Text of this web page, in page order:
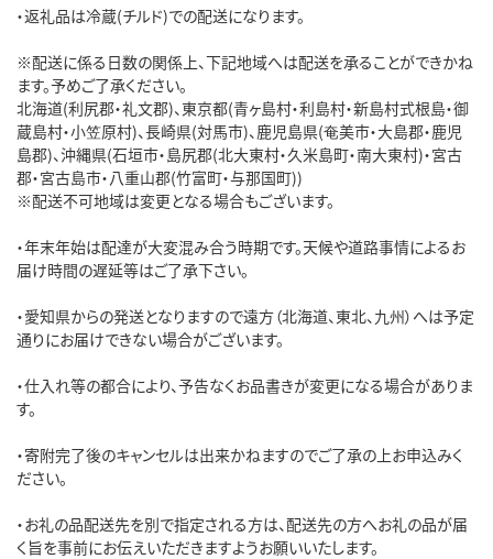
・返礼品は冷蔵(チルド)での配送になります。
※配送に係る日数の関係上、下記地域へは配送を承ることができかね
ます。予めご了承ください。
北海道(利尻郡・礼文郡)、東京都(青ヶ島村・利島村・新島村式根島・御
蔵島村・小笠原村)、長崎県(対馬市)、鹿児島県(奄美市・大島郡・鹿児
島郡)、沖縄県(石垣市・島尻郡(北大東村・久米島町・南大東村)・宮古
郡・宮古島市・八重山郡(竹富町・与那国町))
※配送不可地域は変更となる場合もございます。
・年末年始は配達が大変混み合う時期です。天候や道路事情によるお
届け時間の遅延等はご了承下さい。
・愛知県からの発送となりますので遠方（北海道、東北、九州）へは予定
通りにお届けできない場合がございます。
・仕入れ等の都合により、予告なくお品書きが変更になる場合がありま
す。
・寄附完了後のキャンセルは出来かねますのでご了承の上お申込みく
ださい。
・お礼の品配送先を別で指定される方は、配送先の方へお礼の品が届
く旨を事前にお伝えいただきますようお願いいたします。